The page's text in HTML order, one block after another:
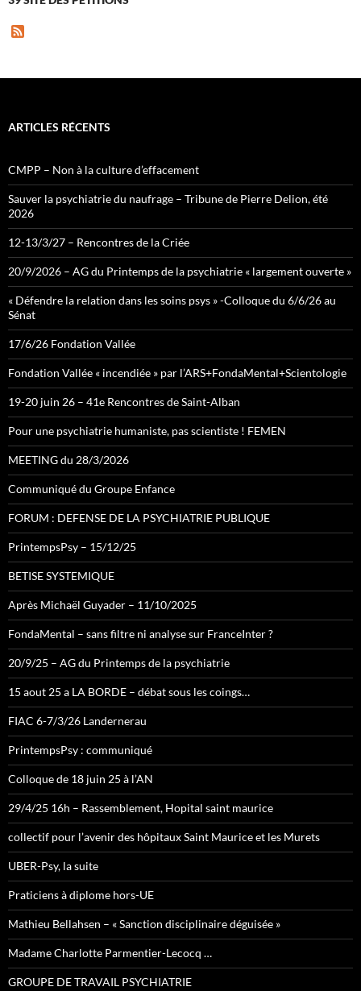
ARTICLES RÉCENTS
CMPP – Non à la culture d’effacement
Sauver la psychiatrie du naufrage – Tribune de Pierre Delion, été
2026
12-13/3/27 – Rencontres de la Criée
20/9/2026 – AG du Printemps de la psychiatrie « largement ouverte »
« Défendre la relation dans les soins psys » -Colloque du 6/6/26 au
Sénat
17/6/26 Fondation Vallée
Fondation Vallée « incendiée » par l’ARS+FondaMental+Scientologie
19-20 juin 26 – 41e Rencontres de Saint-Alban
Pour une psychiatrie humaniste, pas scientiste ! FEMEN
MEETING du 28/3/2026
Communiqué du Groupe Enfance
FORUM : DEFENSE DE LA PSYCHIATRIE PUBLIQUE
PrintempsPsy – 15/12/25
BETISE SYSTEMIQUE
Après Michaël Guyader – 11/10/2025
FondaMental – sans filtre ni analyse sur FranceInter ?
20/9/25 – AG du Printemps de la psychiatrie
15 aout 25 a LA BORDE – débat sous les coings…
FIAC 6-7/3/26 Landernerau
PrintempsPsy : communiqué
Colloque de 18 juin 25 à l’AN
29/4/25 16h – Rassemblement, Hopital saint maurice
collectif pour l’avenir des hôpitaux Saint Maurice et les Murets
UBER-Psy, la suite
Praticiens à diplome hors-UE
Mathieu Bellahsen – « Sanction disciplinaire déguisée »
Madame Charlotte Parmentier-Lecocq …
GROUPE DE TRAVAIL PSYCHIATRIE